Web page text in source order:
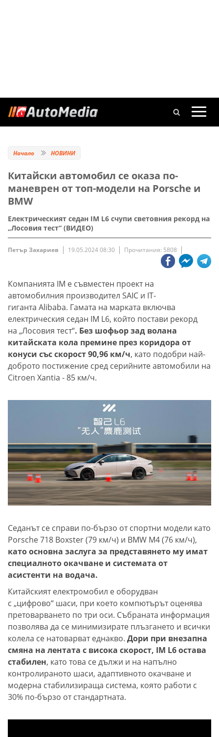
Начало НОВИНИ
Китайски автомобил се оказа по-
маневрен от топ-модели на Porsche и
BMW
Електрическият седан IM L6 счупи световния рекорд на
„Лосовия тест“ (ВИДЕО)
Петър Захариев 19.05.2024 08:30 Прочитания: 5808
Компанията IM е съвместен проект на
автомобилния производител SAIC и IT-
гиганта Alibaba. Гамата на марката включва
електрическия седан IM L6, който постави рекорд
на „Лосовия тест“. Без шофьор зад волана
китайската кола премине през коридора от
конуси със скорост 90,96 км/ч, като подобри най-
доброто постижение сред серийните автомобили на
Citroen Xantia - 85 км/ч.
Седанът се справи по-бързо от спортни модели като
Porsche 718 Boxster (79 км/ч) и BMW M4 (76 км/ч),
като основна заслуга за представянето му имат
специалното окачване и системата от
асистенти на водача.
Китайският електромобил е оборудван
с „цифрово“ шаси, при което компютърът оценява
претоварването по три оси. Събраната информация
позволява да се минимизирате плъзгането и всички
колела се натоварват еднакво. Дори при внезапна
смяна на лентата с висока скорост, IM L6 остава
стабилен, като това се дължи и на напълно
контролираното шаси, адаптивното окачване и
модерна стабилизираща система, която работи с
30% по-бързо от стандартната.